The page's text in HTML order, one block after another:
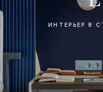
ИНТЕРЬЕР В